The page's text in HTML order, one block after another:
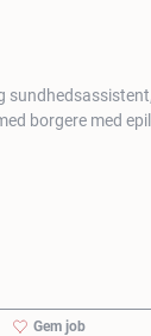
borgere med
Gem job